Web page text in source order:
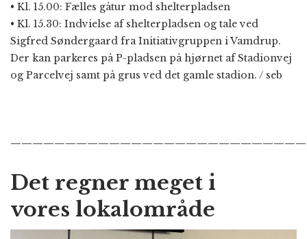
• Kl. 15.00: Fælles gåtur mod shelterpladsen
• Kl. 15.30: Indvielse af shelterpladsen og tale ved
Sigfred Søndergaard fra Initiativgruppen i Vamdrup.
Der kan parkeres på P-pladsen på hjørnet af Stadionvej
og Parcelvej samt på grus ved det gamle stadion. / seb
Det regner meget i
vores lokalområde